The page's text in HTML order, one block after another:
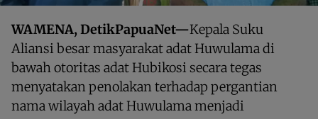
WAMENA, DetikPapuaNet—Kepala Suku
Aliansi besar masyarakat adat Huwulama di
bawah otoritas adat Hubikosi secara tegas
menyatakan penolakan terhadap pergantian
nama wilayah adat Huwulama menjadi